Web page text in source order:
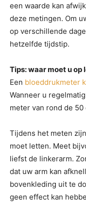
een waarde kan
deze metingen. Om
op verschillende
hetzelfde tijdstip.
Tips: waar moet u op
Een bloeddrukmeter
Wanneer u
meter van rond de
Tijdens het meten
moet letten. Meet
liefst de linkerarm.
dat uw arm kan
bovenkleding uit te
geen effect kan